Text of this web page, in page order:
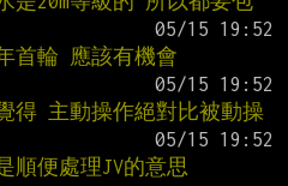
首輪 應該有機會
得 主動操作絕對比被動操
順便處理JV的意思